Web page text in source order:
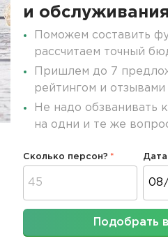
и обслуживания
Поможем составить
рассчитаем точный
Пришлем до 7
рейтингом и отзывами
Не надо обзванивать
на одни и те же
Сколько персон? Дата
Подобрать